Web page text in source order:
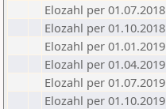
Elozahl per 01.07.2018
Elozahl per 01.10.2018
Elozahl per 01.01.2019
Elozahl per 01.04.2019
Elozahl per 01.07.2019
Elozahl per 01.10.2019